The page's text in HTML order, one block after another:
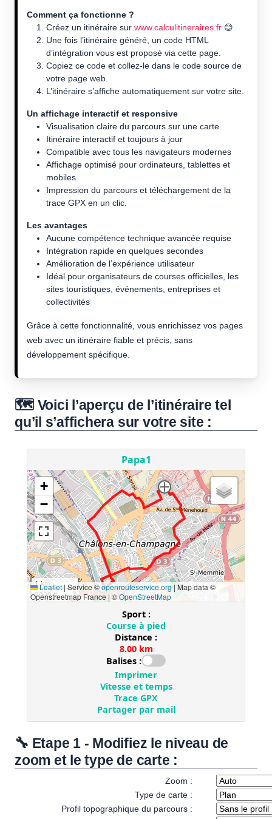
Comment ça fonctionne ?
Créez un itinéraire sur www.calculitineraires.fr 😊
Une fois l’itinéraire généré, un code HTML
d’intégration vous est proposé via cette page.
Copiez ce code et collez-le dans le code source de
votre page web.
L’itinéraire s’affiche automatiquement sur votre site.
Un affichage interactif et responsive
Visualisation claire du parcours sur une carte
Itinéraire interactif et toujours à jour
Compatible avec tous les navigateurs modernes
Affichage optimisé pour ordinateurs, tablettes et
mobiles
Impression du parcours et téléchargement de la
trace GPX en un clic.
Les avantages
Aucune compétence technique avancée requise
Intégration rapide en quelques secondes
Amélioration de l’expérience utilisateur
Idéal pour organisateurs de courses officielles, les
sites touristiques, événements, entreprises et
collectivités
Grâce à cette fonctionnalité, vous enrichissez vos pages
web avec un itinéraire fiable et précis, sans
développement spécifique.
🗺️ Voici l’aperçu de l’itinéraire tel
qu’il s’affichera sur votre site :
🔧 Etape 1 - Modifiez le niveau de
zoom et le type de carte :
Zoom :
Type de carte :
Profil topographique du parcours :